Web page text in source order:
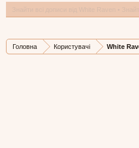
Головна Користувачі White